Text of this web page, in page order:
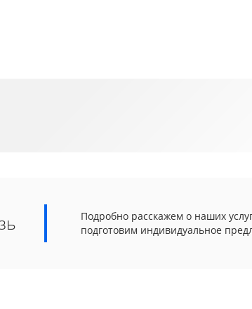
Подробно расскажем о наших
подготовим индивидуальное